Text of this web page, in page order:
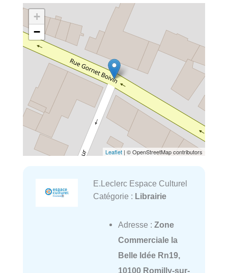
+
−
Leaflet | © OpenStreetMap contributors
E.Leclerc Espace Culturel
Catégorie : Librairie
Adresse : Zone
Commerciale la
Belle Idée Rn19,
10100 Romilly-sur-